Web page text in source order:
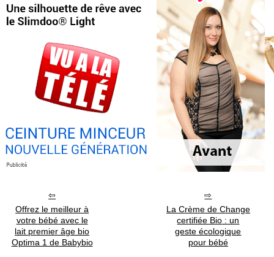
Offrez le meilleur à
votre bébé avec le
lait premier âge bio
Optima 1 de Babybio
La Crème de Change
certifiée Bio : un
geste écologique
pour bébé